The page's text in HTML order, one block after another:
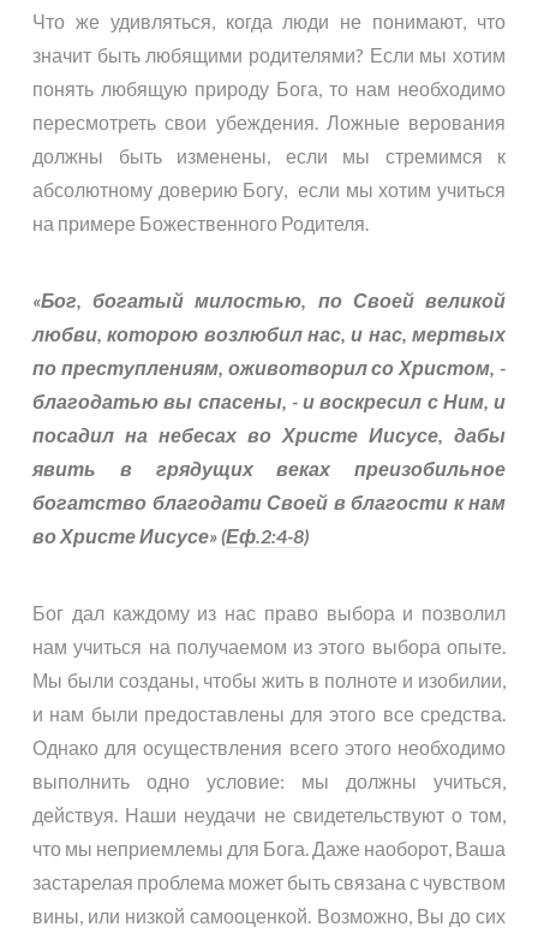
Что же удивляться, когда люди не понимают, что
значит быть любящими родителями? Если мы хотим
понять любящую природу Бога, то нам необходимо
пересмотреть свои убеждения. Ложные верования
должны быть изменены, если мы стремимся к
абсолютному доверию Богу, если мы хотим учиться
на примере Божественного Родителя.
«Бог, богатый милостью, по Своей великой
любви, которою возлюбил нас, и нас, мертвых
по преступлениям, оживотворил со Христом, -
благодатью вы спасены, - и воскресил с Ним, и
посадил на небесах во Христе Иисусе, дабы
явить в грядущих веках преизобильное
богатство благодати Своей в благости к нам
во Христе Иисусе» (Еф.2:4-8)
Бог дал каждому из нас право выбора и позволил
нам учиться на получаемом из этого выбора опыте.
Мы были созданы, чтобы жить в полноте и изобилии,
и нам были предоставлены для этого все средства.
Однако для осуществления всего этого необходимо
выполнить одно условие: мы должны учиться,
действуя. Наши неудачи не свидетельствуют о том,
что мы неприемлемы для Бога. Даже наоборот, Ваша
застарелая проблема может быть связана с чувством
вины, или низкой самооценкой. Возможно, Вы до сих